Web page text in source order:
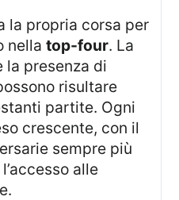
nellatop-four. La
la presenza di
risultare
partite. Ogni
crescente, con il
sempre più
alle